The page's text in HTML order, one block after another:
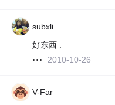
subxli
好东西 .
2010-10-26
V-Far